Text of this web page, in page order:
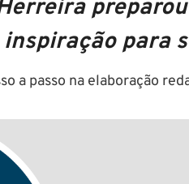
para
a passo na elaboração